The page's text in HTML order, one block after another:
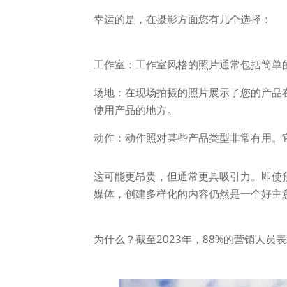
幸运的是，在摄影方面您有几个选择：
工作室：工作室风格的照片通常包括简单
场地：在现场拍摄的照片展示了您的产
使用产品的地方。
动作：动作照对某些产品类型非常有用。
这可能更昂贵，但通常更具吸引力。即
媒体，创建多样化的内容仍然是一个好主
为什么？截至2023年，88%的营销人员